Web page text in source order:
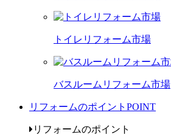
トイレリフォーム市場
バスルームリフォーム市場
リフォームのポイント POINT
リフォームのポイント